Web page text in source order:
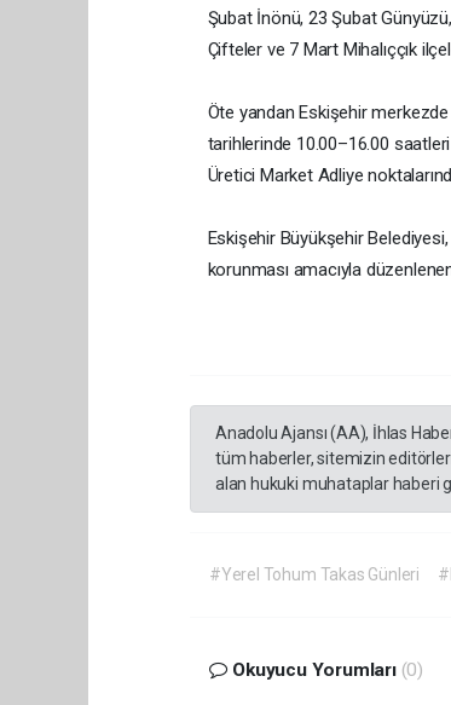
Şubat İnönü, 23 Şubat
Çifteler ve 7 Mart Mihalıççık
Öte yandan Eskişehir
tarihlerinde 10.00–16.00
Üretici Market Adliye
Eskişehir Büyükşehir
korunması amacıyla
Anadolu Ajansı (AA), İhlas
tüm haberler, sitemizin
alan hukuki muhataplar haberi
#Yerel Tohum Takas Günleri
Okuyucu Yorumları (0)